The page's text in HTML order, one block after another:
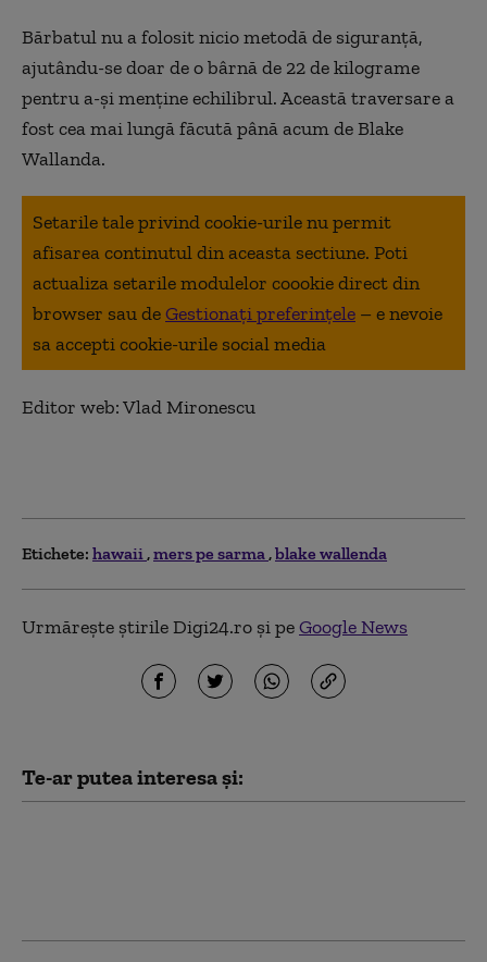
Bărbatul nu a folosit nicio metodă de siguranță,
ajutându-se doar de o bârnă de 22 de kilograme
pentru a-și menține echilibrul. Această traversare a
fost cea mai lungă făcută până acum de Blake
Wallanda.
Setarile tale privind cookie-urile nu permit
afisarea continutul din aceasta sectiune. Poti
actualiza setarile modulelor coookie direct din
browser sau deGestionați preferințele – e nevoie
sa accepti cookie-urile social media
Editor web: Vlad Mironescu
Etichete: hawaii mers pe sarma blake wallenda
Urmărește știrile Digi24.ro și peGoogle News
Te-ar putea interesa și: